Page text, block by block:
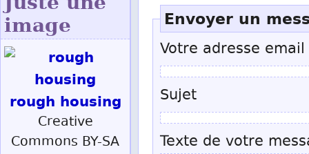
Participer
Envoyer un
Votre adresse email
Sujet
Texte de votre
image
rough housing
Creative
Commons BY-SA